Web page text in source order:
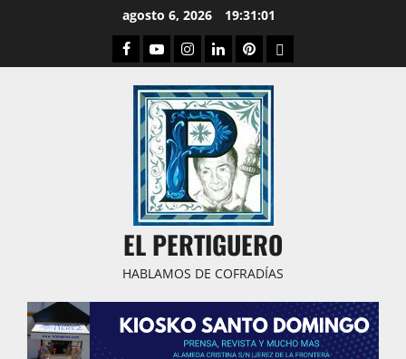
agosto 6, 2026 19:31:01
Facebook
YoutubeInstagram
LinkedPinterestDribbble
EL PERTIGUERO
HABLAMOS DE COFRADÍAS